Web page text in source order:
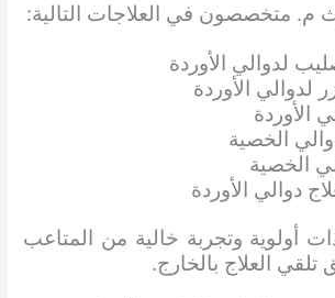
م. متخصصون في العلاجات التالية:
لدوالي الأوردة
لدوالي الأوردة
الأوردة
الخصية
الخصية
دوالي الأوردة
أولوية وتجربة خالية من المتاعب
العلاج بالخارج.